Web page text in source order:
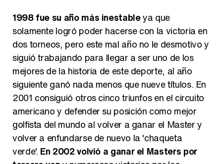
1998 fue su año más inestableya que
solamente logró poder hacerse con la victoria en
dos torneos, pero este mal año no le desmotivo y
siguió trabajando para llegar a ser uno de los
mejores de la historia de este deporte, al año
siguiente ganó nada menos que nueve títulos. En
2001 consiguió otros cinco triunfos en el circuito
americano y defender su posición como mejor
golfista del mundo al volver a ganar el Master y
volver a enfundarse de nuevo la 'chaqueta
verde'. En 2002 volvió a ganar el Masters por